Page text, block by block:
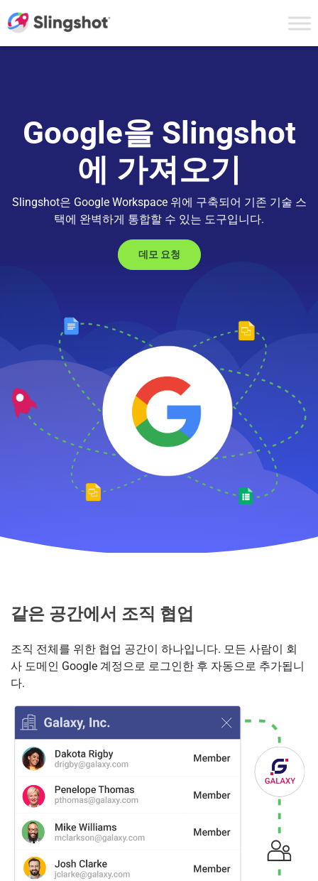
Google을 Slingshot
에 가져오기
Slingshot은 Google Workspace 위에 구축되어 기존 기술 스
택에 완벽하게 통합할 수 있는 도구입니다.
데모 요청
같은 공간에서 조직 협업
조직 전체를 위한 협업 공간이 하나입니다. 모든 사람이 회
사 도메인 Google 계정으로 로그인한 후 자동으로 추가됩니
다.